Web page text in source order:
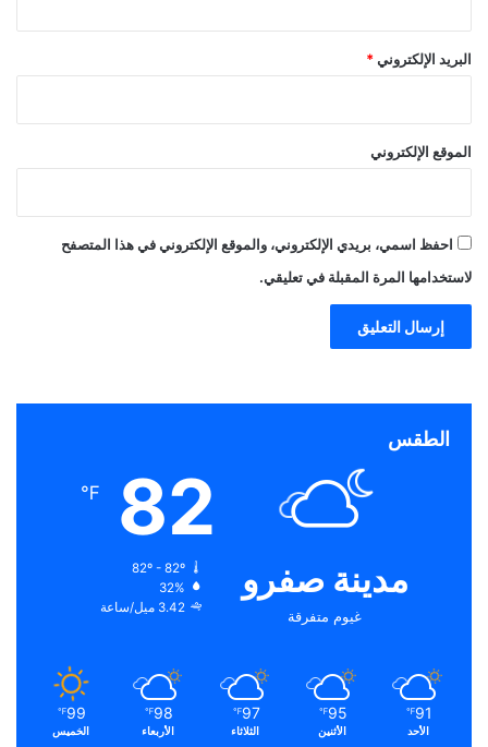
البريد الإلكتروني *
الموقع الإلكتروني
احفظ اسمي، بريدي الإلكتروني، والموقع الإلكتروني في هذا المتصفح
لاستخدامها المرة المقبلة في تعليقي.
الطقس
مدينة صفرو
غيوم متفرقة
82
℉
82º - 82º
32%
3.42 ميل/ساعة
91
℉
الأحد
95
℉
الأثنين
97
℉
الثلاثاء
98
℉
الأربعاء
99
℉
الخميس